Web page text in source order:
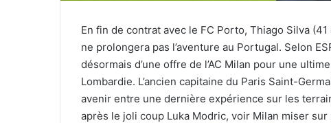
En fin de contrat avec le FC Porto, Thiago Silva
ne prolongera pas l’aventure au Portugal. Selon
désormais d’une offre de l’AC Milan pour une
Lombardie. L’ancien capitaine du Paris Saint-
avenir entre une dernière expérience sur les
après le joli coup Luka Modric, voir Milan miser